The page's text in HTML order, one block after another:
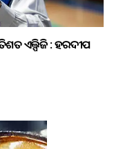
ଏଲ୍ପିଜି : ହରଦୀପ